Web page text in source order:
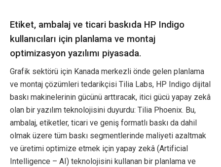
Etiket, ambalaj ve ticari baskıda HP Indigo
kullanıcıları için planlama ve montaj
optimizasyon yazılımı piyasada.
Grafik sektörü için Kanada merkezli önde gelen planlama
ve montaj çözümleri tedarikçisi Tilia Labs, HP Indigo dijital
baskı makinelerinin gücünü arttıracak, itici gücü yapay zekâ
olan bir yazılım teknolojisini duyurdu: Tilia Phoenix. Bu,
ambalaj, etiketler, ticari ve geniş formatlı baskı da dahil
olmak üzere tüm baskı segmentlerinde maliyeti azaltmak
ve üretimi optimize etmek için yapay zekâ (Artificial
Intelligence – AI) teknolojisini kullanan bir planlama ve